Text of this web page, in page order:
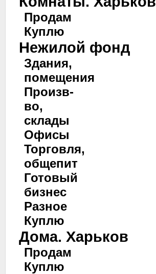
Продам
Куплю
Нежилой фонд
Здания,
помещения
Произв-
во,
склады
Офисы
Торговля,
общепит
Готовый
бизнес
Разное
Куплю
Дома. Харьков
Продам
Куплю